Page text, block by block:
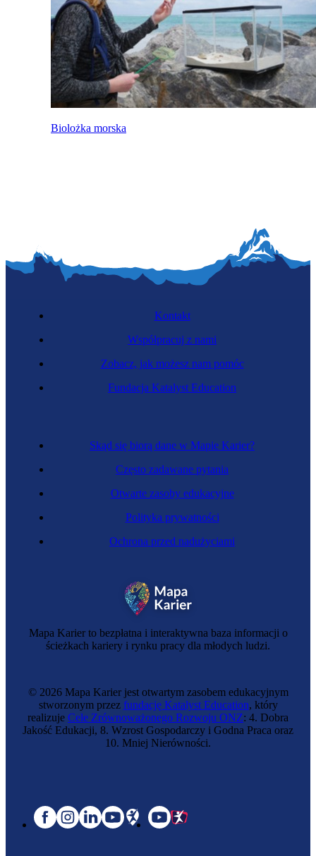
Biolożka morska
Mapa Karier to bezpłatna i interaktywna baza informacji o
ścieżkach kariery i rynku pracy dla młodych ludzi.
Skąd się biorą dane w Mapie Karier?
Często zadawane pytania
Otwarte zasoby edukacyjne
Polityka prywatności
Ochrona przed nadużyciami
Kontakt
Współpracuj z nami
Zobacz, jak możesz nam pomóc
Fundacja Katalyst Education
© 2026 Mapa Karier jest otwartym zasobem edukacyjnym
stworzonym przez fundację Katalyst Education, który
realizuje Cele Zrównoważonego Rozwoju ONZ: 4. Dobra
Jakość Edukacji, 8. Wzrost Gospodarczy i Godna Praca oraz
10. Mniej Nierówności.